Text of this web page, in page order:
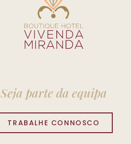
Seja parte da equipa
TRABALHE CONNOSCO